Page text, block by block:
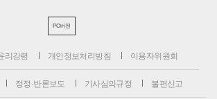
PC버전
리강령 개인정보처리방침 이용자위원회
정정·반론보도 기사심의규정 불편신고